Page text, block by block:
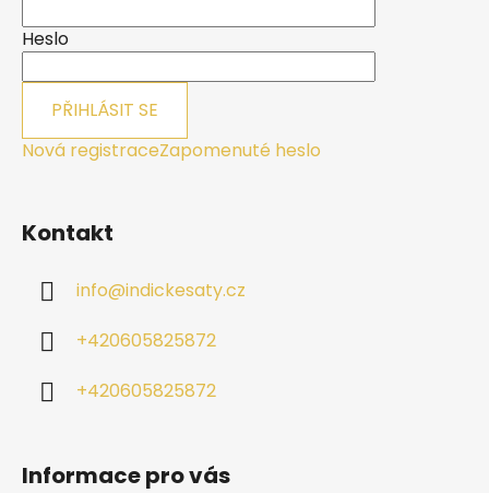
Heslo
PŘIHLÁSIT SE
Nová registraceZapomenuté heslo
Kontakt
info@indickesaty.cz
+420605825872
+420605825872
Informace pro vás